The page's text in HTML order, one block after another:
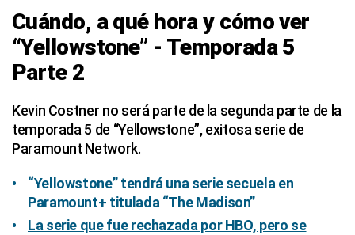
Cuándo, a qué hora y cómo ver
“Yellowstone” - Temporada 5
Parte 2
Kevin Costner no será parte de la segunda parte de la
temporada 5 de “Yellowstone”, exitosa serie de
Paramount Network.
“Yellowstone” tendrá una serie secuela en
Paramount+ titulada “The Madison”
La serie que fue rechazada por HBO, pero se